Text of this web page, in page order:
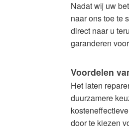
Nadat wij uw
naar ons toe te
direct naar u
garanderen
Voordelen
Het laten
duurzamere
door te kiezen